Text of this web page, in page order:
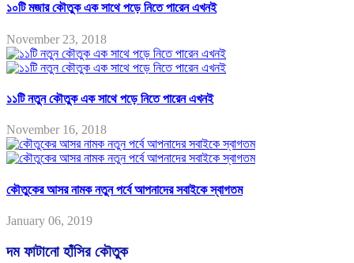
১০টি মজার কৌতুক এক সাথে পড়ে নিতে পারেন এখনই
November 23, 2018
১১টি নতুন কৌতুক এক সাথে পড়ে নিতে পারেন এখনই
November 16, 2018
কৌতুকের আসর নামক নতুন পর্বে আপনাদের সবাইকে স্বাগতম
January 06, 2019
দম ফাটানো হাঁসির কৌতুক